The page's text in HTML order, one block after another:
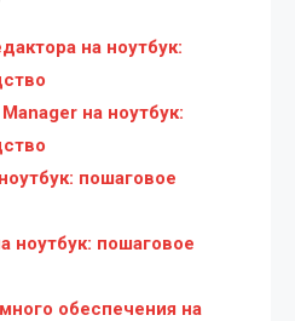
на ноутбук:
на ноутбук:
пошаговое
ноутбук: пошаговое
обеспечения на